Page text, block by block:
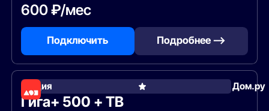
600 ₽/мес
Подключить Подробнее —>
Акция Дом.ру
Гига+ 500 + ТВ